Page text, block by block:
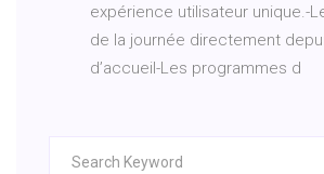
expérience utilisateur unique.-
de la journée directement
d’accueil-Les programmes d